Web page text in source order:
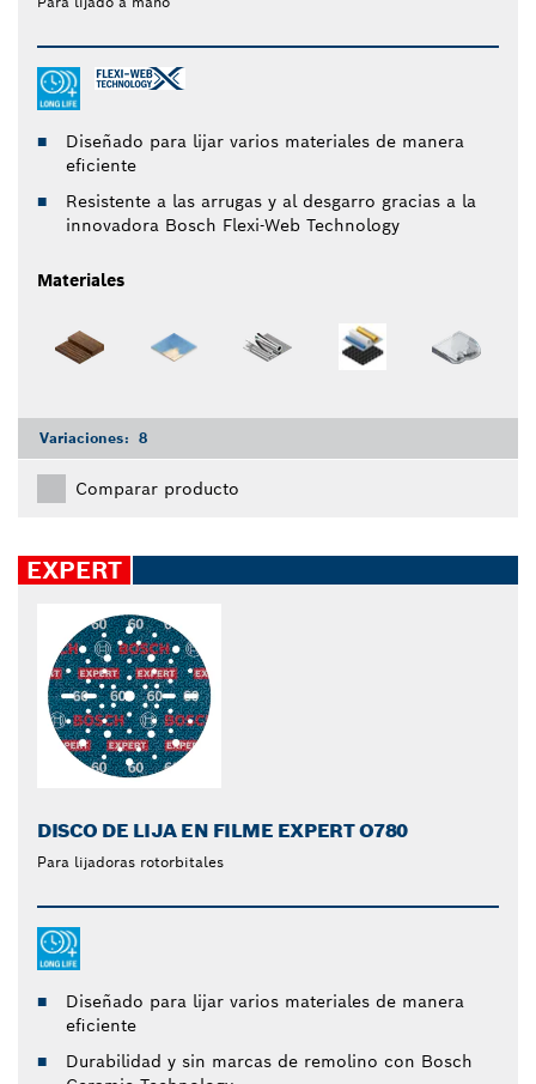
Diseñado para lijar varios materiales de manera
eficiente
Resistente a las arrugas y al desgarro gracias a la
innovadora Bosch Flexi-Web Technology
Materiales
Variaciones: 8
Comparar producto
EXPERT
DISCO DE LIJA EN FILME EXPERT O780
Para lijadoras rotorbitales
Diseñado para lijar varios materiales de manera
eficiente
Durabilidad y sin marcas de remolino con Bosch